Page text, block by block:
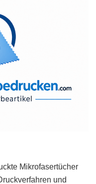
Mikrofasertücher
und